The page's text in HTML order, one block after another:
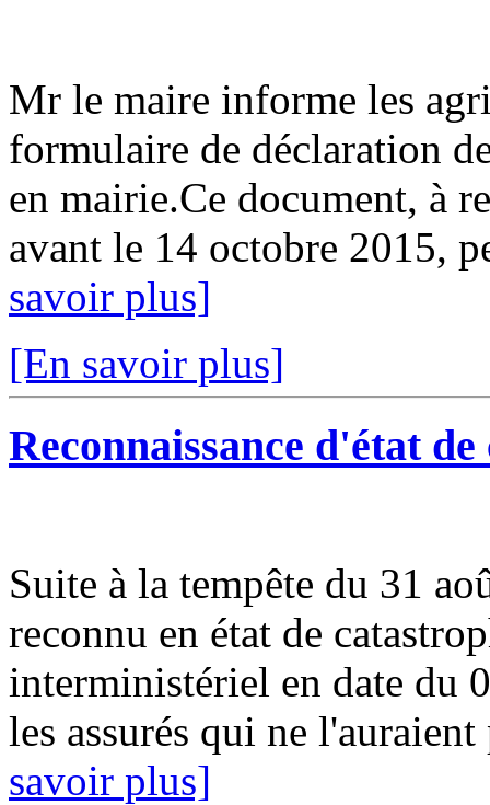
Mr le maire informe les
formulaire de déclaration
en mairie.Ce document, à
avant le 14 octobre 2015,
savoir plus]
[En savoir plus]
Reconnaissance d'état
Suite à la tempête du 31
reconnu en état de
interministériel en date du
les assurés qui ne
savoir plus]